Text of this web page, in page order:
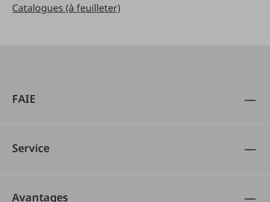
Catalogues (à feuilleter)
FAIE
Service
Avantages